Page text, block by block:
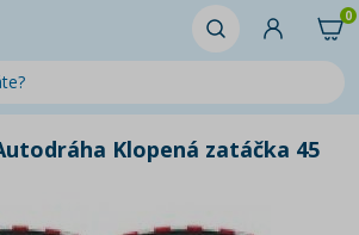
0
Klopená zatáčka 45